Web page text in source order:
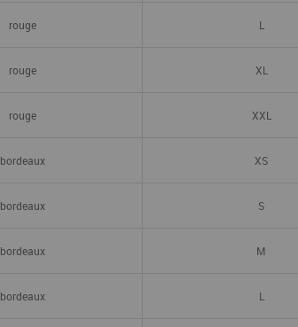
rouge L
rouge XL
rouge XXL
bordeaux XS
bordeaux S
bordeaux M
bordeaux L